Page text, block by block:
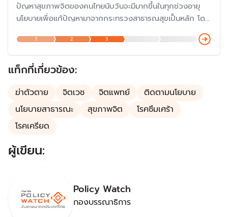
ปัญหาสุขภาพจิตของคนไทยนับวันจะมีมากขึ้นในทุกช่วงอายุ
นโยบายเพื่อแก้ปัญหามาจากกระทรวงสาธารณสุขเป็นหลัก โดย
รัฐบาลชุดปัจจุบัน ได้บรรจุนโยบายด้านสุขภาพจิตไว้เป็น 1 ใน
นโยบาย "ยกระดับ 30 บาทพลัส" แต่จะสามารถคลี่คลายปัญหา
ได้หรือไม่ ในเมื่อสุขภาพจิตเกี่ยวข้องกับสภาพแวดล้อมทาง
สังคมเศรษฐกิจในวงกว้าง
1 2 3
แท็กที่เกี่ยวข้อง:
ฆ่าตัวตาย จิตเวช จิตแพทย์
ติดตามนโยบาย
นโยบายสาธารณะ
สุขภาพจิต
โรคซึมเศร้า
โรคเครียด
ผู้เขียน:
Policy Watch
กองบรรณาธิการ